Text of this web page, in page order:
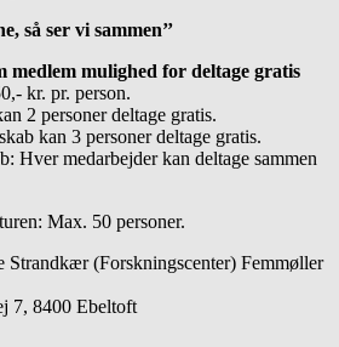
så ser vi sammen’’
medlem mulighed for deltage gratis
kr. pr. person.
2 personer deltage gratis.
kan 3 personer deltage gratis.
Hver medarbejder kan deltage sammen
Max. 50 personer.
(Forskningscenter) Femmøller
7, 8400 Ebeltoft